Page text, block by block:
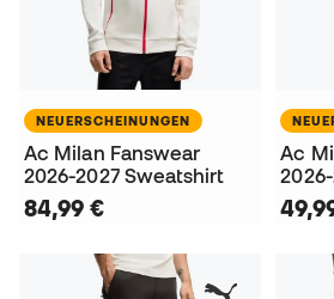
NEUERSCHEINUNGEN
Ac Milan Fanswear
2026-2027 Sweatshirt
84,99 €
Ac